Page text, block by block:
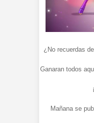
¿No recuerdas
Ganaran todos
Mañana se